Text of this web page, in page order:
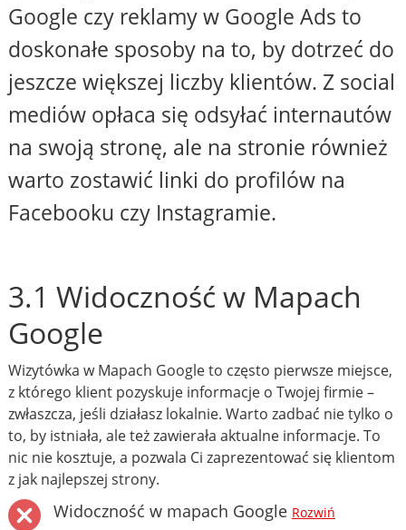
Google czy reklamy w Google Ads to
doskonałe sposoby na to, by dotrzeć do
jeszcze większej liczby klientów. Z social
mediów opłaca się odsyłać internautów
na swoją stronę, ale na stronie również
warto zostawić linki do profilów na
Facebooku czy Instagramie.
3.1 Widoczność w Mapach
Google
Wizytówka w Mapach Google to często pierwsze miejsce,
z którego klient pozyskuje informacje o Twojej firmie –
zwłaszcza, jeśli działasz lokalnie. Warto zadbać nie tylko o
to, by istniała, ale też zawierała aktualne informacje. To
nic nie kosztuje, a pozwala Ci zaprezentować się klientom
z jak najlepszej strony.
Widoczność w mapach Google Rozwiń